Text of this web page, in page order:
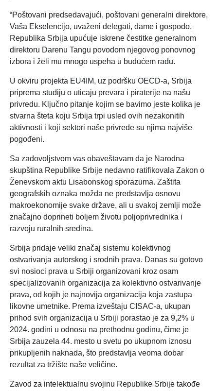
“Poštovani predsedavajući, poštovani generalni direktore,
Vaša Ekselencijo, uvaženi delegati, dame i gospodo,
Republika Srbija upućuje iskrene čestitke generalnom
direktoru Darenu Tangu povodom njegovog ponovnog
izbora i želi mu mnogo uspeha u budućem radu.
U okviru projekta EU4IM, uz podršku OECD-a, Srbija
priprema studiju o uticaju prevara i piraterije na našu
privredu. Ključno pitanje kojim se bavimo jeste kolika je
stvarna šteta koju Srbija trpi usled ovih nezakonitih
aktivnosti i koji sektori naše privrede su njima najviše
pogođeni.
Sa zadovoljstvom vas obaveštavam da je Narodna
skupština Republike Srbije nedavno ratifikovala Zakon o
Ženevskom aktu Lisabonskog sporazuma. Zaštita
geografskih oznaka možda ne predstavlja osnovu
makroekonomije svake države, ali u svakoj zemlji može
značajno doprineti boljem životu poljoprivrednika i
razvoju ruralnih sredina.
Srbija pridaje veliki značaj sistemu kolektivnog
ostvarivanja autorskog i srodnih prava. Danas su gotovo
svi nosioci prava u Srbiji organizovani kroz osam
specijalizovanih organizacija za kolektivno ostvarivanje
prava, od kojih je najnovija organizacija koja zastupa
likovne umetnike. Prema izveštaju CISAC-a, ukupan
prihod svih organizacija u Srbiji porastao je za 9,2% u
2024. godini u odnosu na prethodnu godinu, čime je
Srbija zauzela 44. mesto u svetu po ukupnom iznosu
prikupljenih naknada, što predstavlja veoma dobar
rezultat za tržište naše veličine.
Zavod za intelektualnu svojinu Republike Srbije takođe